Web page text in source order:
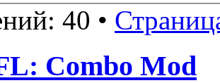
40 •
Combo Mod